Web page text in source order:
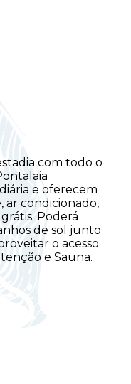
com todo o
e oferecem
ar condicionado,
Poderá
de sol junto
o acesso
e Sauna.